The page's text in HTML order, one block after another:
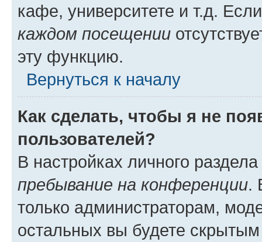
кафе, университете и т.д.
каждом посещении
эту функцию.
Вернуться к началу
Как сделать, чтобы я не
пользователей?
В настройках личного
пребывание на конференции.
только администраторам,
остальных вы будете